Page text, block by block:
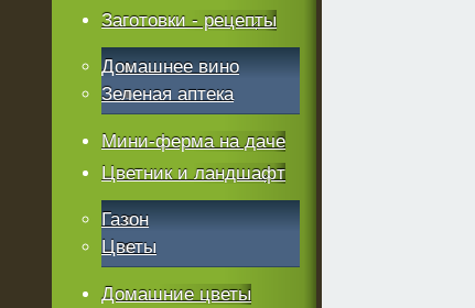
Заготовки - рецепты
Домашнее вино
Зеленая аптека
Мини-ферма на даче
Цветник и ландшафт
Газон
Цветы
Домашние цветы